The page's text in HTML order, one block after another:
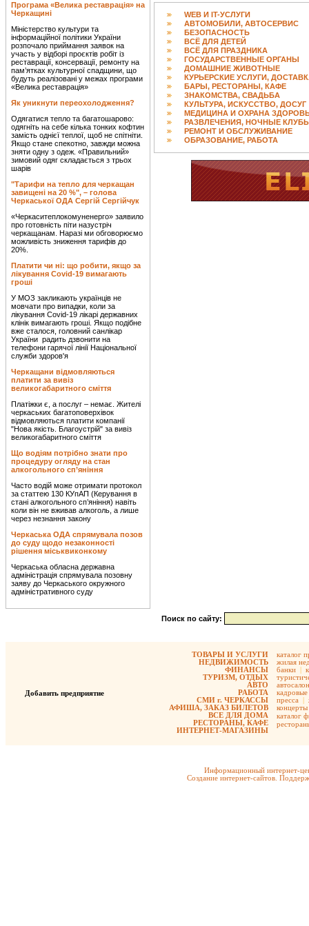
Програма «Велика реставрація» на
Черкащині
Міністерство культури та
інформаційної політики України
розпочало приймання заявок на
участь у відборі проєктів робіт із
реставрації, консервації, ремонту на
пам’ятках культурної спадщини, що
будуть реалізовані у межах програми
«Велика реставрація»
Як уникнути переохолодження?
Одягатися тепло та багатошарово:
одягніть на себе кілька тонких кофтин
замість однієї теплої, щоб не спітніти.
Якщо стане спекотно, завжди можна
зняти одну з одеж. «Правильний»
зимовий одяг складається з трьох
шарів
"Тарифи на тепло для черкащан
завищені на 20 %", – голова
Черкаської ОДА Сергій Сергійчук
«Черкаситеплокомуненерго» заявило
про готовність піти назустріч
черкащанам. Наразі ми обговорюємо
можливість зниження тарифів до
20%.
Платити чи ні: що робити, якщо за
лікування Covid-19 вимагають
гроші
У МОЗ закликають українців не
мовчати про випадки, коли за
лікування Covid-19 лікарі державних
клінік вимагають гроші. Якщо подібне
вже сталося, головний санлікар
України радить дзвонити на
телефони гарячої лінії Національної
служби здоров'я
Черкащани відмовляються
платити за вивіз
великогабаритного сміття
Платіжки є, а послуг – немає. Жителі
черкаських багатоповерхівок
відмовляються платити компанії
"Нова якість. Благоустрій" за вивіз
великогабаритного сміття
Що водіям потрібно знати про
процедуру огляду на стан
алкогольного сп’яніння
Часто водій може отримати протокол
за статтею 130 КУпАП (Керування в
стані алкогольного сп’яніння) навіть
коли він не вживав алкоголь, а лише
через незнання закону
Черкаська ОДА спрямувала позов
до суду щодо незаконності
рішення міськвиконкому
Черкаська обласна державна
адміністрація спрямувала позовну
заяву до Черкаського окружного
адміністративного суду
WEB И IT-УСЛУГИ
АВТОМОБИЛИ, АВТОСЕРВИС
БЕЗОПАСНОСТЬ
ВСЁ ДЛЯ ДЕТЕЙ
ВСЁ ДЛЯ ПРАЗДНИКА
ГОСУДАРСТВЕННЫЕ ОРГАНЫ
ДОМАШНИЕ ЖИВОТНЫЕ
КУРЬЕРСКИЕ УСЛУГИ,
БАРЫ, РЕСТОРАНЫ, КАФЕ
ЗНАКОМСТВА, СВАДЬБА
КУЛЬТУРА, ИСКУССТВО, ДОСУГ
МЕДИЦИНА И ОХРАНА
РАЗВЛЕЧЕНИЯ, НОЧНЫЕ
РЕМОНТ И ОБСЛУЖИВАНИЕ
ОБРАЗОВАНИЕ, РАБОТА
Поиск по сайту:
Добавить предприятие
ТОВАРЫ И УСЛУГИ
НЕДВИЖИМОСТЬ
ФИНАНСЫ
ТУРИЗМ, ОТДЫХ
АВТО
РАБОТА
СМИ г. ЧЕРКАССЫ
АФИША, ЗАКАЗ БИЛЕТОВ
ВСЕ ДЛЯ ДОМА
РЕСТОРАНЫ, КАФЕ
ИНТЕРНЕТ-МАГАЗИНЫ
каталог
жилая
банки |
кадровые
пресса |
концерты
каталог
Информационный интернет-
Создание интернет-сайтов.